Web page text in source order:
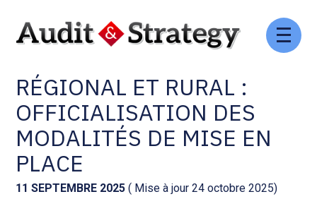
Aller
Comptabilité et conseil
Social et ressources humaines
Assistance juridique
Pilotage d’entreprise
Gestion des documents : ISuite
Tenue de votre comptabilité :
ACD
Facturation et pilotage :
EVOLIZ
Facturation et pilotage : MEG
RÉGIONAL ET RURAL :
OFFICIALISATION DES
MODALITÉS DE MISE EN
PLACE
11 SEPTEMBRE 2025 ( Mise à jour 24 octobre 2025)